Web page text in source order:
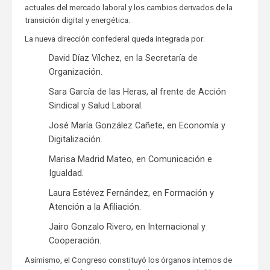
actuales del mercado laboral y los cambios derivados de la
transición digital y energética.
La nueva dirección confederal queda integrada por:
David Díaz Vílchez, en la Secretaría de
Organización.
Sara García de las Heras, al frente de Acción
Sindical y Salud Laboral.
José María González Cañete, en Economía y
Digitalización.
Marisa Madrid Mateo, en Comunicación e
Igualdad.
Laura Estévez Fernández, en Formación y
Atención a la Afiliación.
Jairo Gonzalo Rivero, en Internacional y
Cooperación.
Asimismo, el Congreso constituyó los órganos internos de